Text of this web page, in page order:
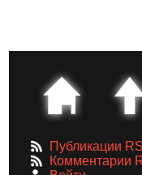
Публикации
Комментарии